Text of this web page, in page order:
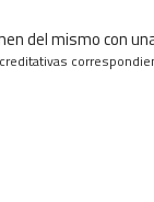
del mismo con